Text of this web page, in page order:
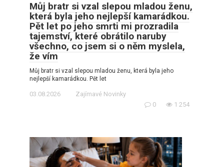
Můj bratr si vzal slepou mladou ženu,
která byla jeho nejlepší kamarádkou.
Pět let po jeho smrti mi prozradila
tajemství, které obrátilo naruby
všechno, co jsem si o něm myslela,
že vím
Můj bratr si vzal slepou mladou ženu, která byla jeho
nejlepší kamarádkou. Pět let
03.08.2026
Zajímavé Novinky
0
1 254